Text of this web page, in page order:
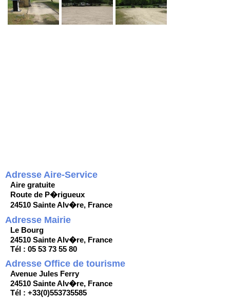
Adresse Aire-Service
Aire gratuite
Route de P�rigueux
24510 Sainte Alv�re, France
Adresse Mairie
Le Bourg
24510 Sainte Alv�re, France
Tél : 05 53 73 55 80
Adresse Office de tourisme
Avenue Jules Ferry
24510 Sainte Alv�re, France
Tél : +33(0)553735585